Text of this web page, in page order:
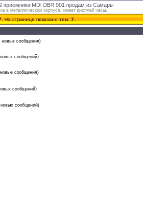
приемники MDI DBR 901 продам из Самары
в металлическом корпусе, имеет дисплей часы.
. На странице показано тем: 7
новые сообщения)
сообщений)
сообщения)
сообщений)
сообщений)